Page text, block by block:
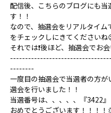
配信後、こちらのブログにも
す！！
なので、抽選会をリアルタイ
をチェックしにきてくださいね
それでは❗️後ほど、抽選会でお
--------
一度目の抽選会で当選者の方
選会を行いました！！
当選番号は、、、、、『3422』
おめでとうございます！！！